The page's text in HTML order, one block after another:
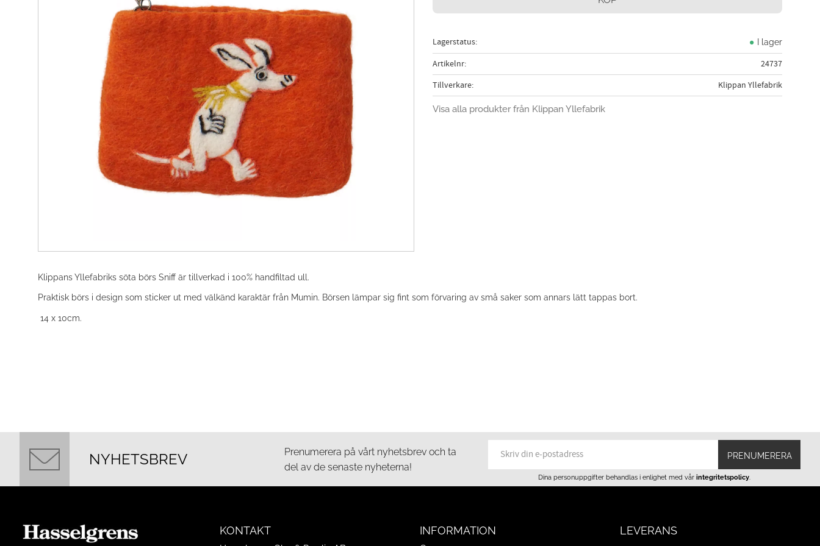
Lagerstatus I lager
Artikelnr
24737
Tillverkare
Klippan Yllefabrik
Visa alla produkter från Klippan Yllefabrik
Klippans Yllefabriks söta börs Sniff är tillverkad i 100% handfiltad ull.
Praktisk börs i design som sticker ut med välkänd karaktär från Mumin. Börsen lämpar sig fint som förvaring av små saker som annars lätt tappas bort.
14 x 10cm.
NYHETSBREV
Prenumerera på vårt nyhetsbrev och ta
del av de senaste nyheterna!
PRENUMERERA
Dina personuppgifter behandlas i enlighet med vår integritetspolicy
KONTAKT INFORMATION LEVERANS